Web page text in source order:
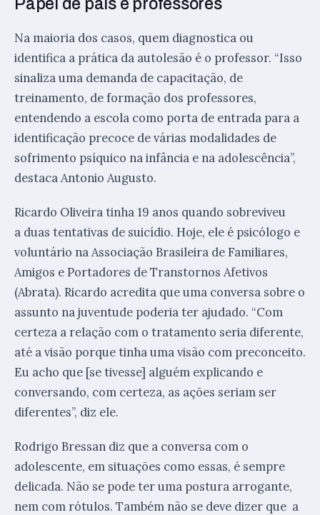
Papel de pais e professores
Na maioria dos casos, quem diagnostica ou
identifica a prática da autolesão é o professor. “Isso
sinaliza uma demanda de capacitação, de
treinamento, de formação dos professores,
entendendo a escola como porta de entrada para a
identificação precoce de várias modalidades de
sofrimento psíquico na infância e na adolescência”,
destaca Antonio Augusto.
Ricardo Oliveira tinha 19 anos quando sobreviveu
a duas tentativas de suicídio. Hoje, ele é psicólogo e
voluntário na Associação Brasileira de Familiares,
Amigos e Portadores de Transtornos Afetivos
(Abrata). Ricardo acredita que uma conversa sobre o
assunto na juventude poderia ter ajudado. “Com
certeza a relação com o tratamento seria diferente,
até a visão porque tinha uma visão com preconceito.
Eu acho que [se tivesse] alguém explicando e
conversando, com certeza, as ações seriam ser
diferentes”, diz ele.
Rodrigo Bressan diz que a conversa com o
adolescente, em situações como essas, é sempre
delicada. Não se pode ter uma postura arrogante,
nem com rótulos. Também não se deve dizer que a